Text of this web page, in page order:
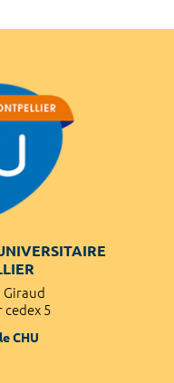
Giraud
cedex 5
CHU